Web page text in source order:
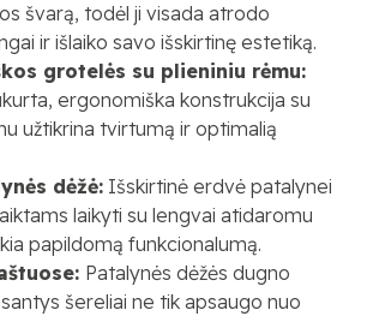
švarą, todėl ji visada atrodo
ir išlaiko savo išskirtinę estetiką.
grotelės su plieniniu rėmu:
ergonomiška konstrukcija su
užtikrina tvirtumą ir optimalią
dėžė: Išskirtinė erdvė patalynei
laikyti su lengvai atidaromu
papildomą funkcionalumą.
Patalynės dėžės dugno
šereliai ne tik apsaugo nuo